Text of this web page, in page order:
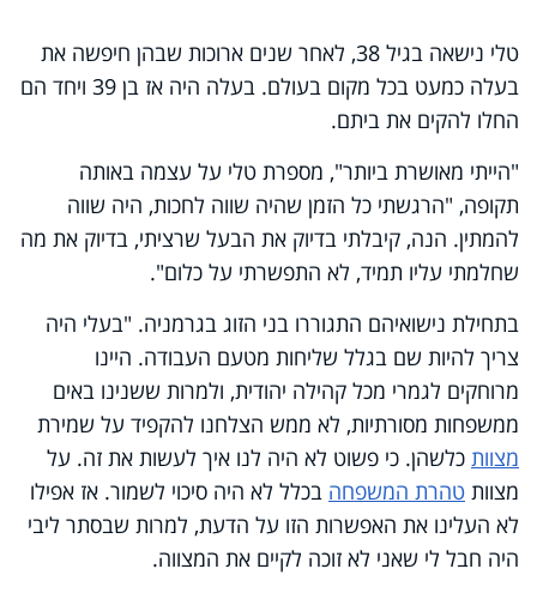
טלי נישאה בגיל 38, לאחר שנים ארוכות שבהן חיפשה את
בעלה כמעט בכל מקום בעולם. בעלה היה אז בן 39 ויחד הם
החלו להקים את ביתם.
"הייתי מאושרת ביותר", מספרת טלי על עצמה באותה
תקופה, "הרגשתי כל הזמן שהיה שווה לחכות, היה שווה
להמתין. הנה, קיבלתי בדיוק את הבעל שרציתי, בדיוק את מה
שחלמתי עליו תמיד, לא התפשרתי על כלום".
בתחילת נישואיהם התגוררו בני הזוג בגרמניה. "בעלי היה
צריך להיות שם בגלל שליחות מטעם העבודה. היינו
מרוחקים לגמרי מכל קהילה יהודית, ולמרות ששנינו באים
ממשפחות מסורתיות, לא ממש הצלחנו להקפיד על שמירת
מצוות כלשהן. כי פשוט לא היה לנו איך לעשות את זה. על
מצוות טהרת המשפחה בכלל לא היה סיכוי לשמור. אז אפילו
לא העלינו את האפשרות הזו על הדעת, למרות שבסתר ליבי
היה חבל לי שאני לא זוכה לקיים את המצווה.